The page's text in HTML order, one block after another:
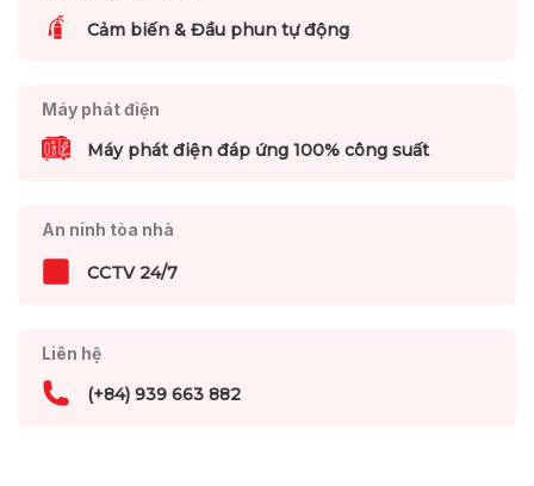
Cảm biến & Đầu phun tự động
Máy phát điện
Máy phát điện đáp ứng 100% công suất
An ninh tòa nhà
CCTV 24/7
Liên hệ
(+84) 939 663 882